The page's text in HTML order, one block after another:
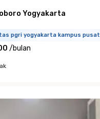
Yogyakarta
pgri yogyakarta kampus pusat
/bulan